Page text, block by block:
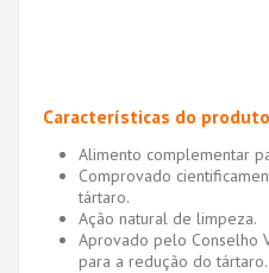
Características do produto
Alimento complementar
Comprovado
tártaro.
Ação natural de limpeza.
Aprovado pelo Conselho
para a redução do tártaro.